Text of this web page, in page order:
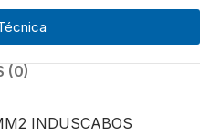
(0)
INDUSCABOS